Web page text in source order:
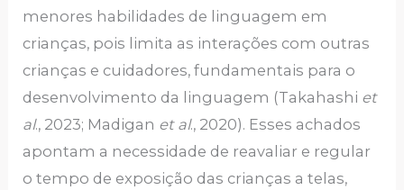
menores habilidades de linguagem em
crianças, pois limita as interações com outras
crianças e cuidadores, fundamentais para o
desenvolvimento da linguagem (Takahashi et
al., 2023; Madigan et al., 2020). Esses achados
apontam a necessidade de reavaliar e regular
o tempo de exposição das crianças a telas,